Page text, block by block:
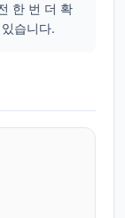
한 번 더 확
습니다.